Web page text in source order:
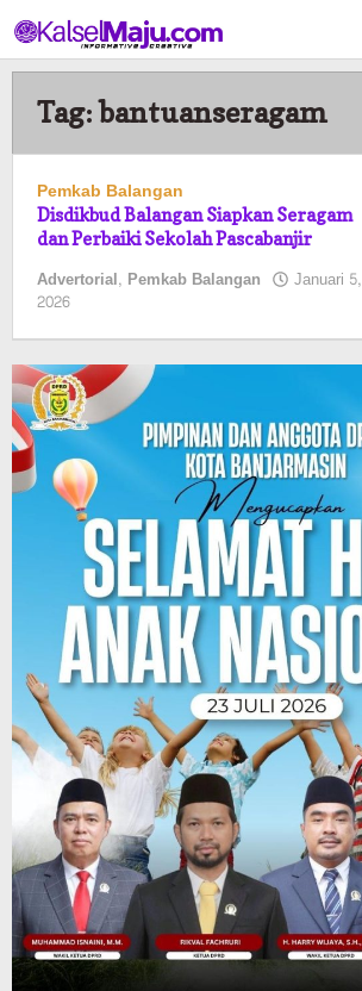
ke
konten
Tag:bantuanseragam
Pemkab Balangan
Disdikbud Balangan Siapkan Seragam
dan Perbaiki Sekolah Pascabanjir
Advertorial, Pemkab Balangan Januari 5,
2026